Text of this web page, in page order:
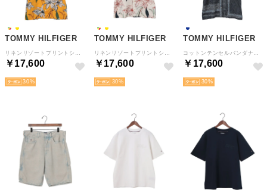
TOMMY HILFIGER
￥17,600
30
TOMMY HILFIGER
￥17,600
30
TOMMY HILFIGER
￥17,600
30